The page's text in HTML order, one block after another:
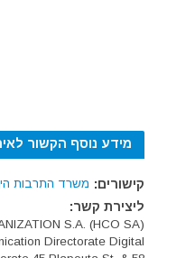
מידע נוסף הקשור
קישורים: משרד התרבות
ליצירת קשר:
S.A. (HCO SA)
Directorate Digital